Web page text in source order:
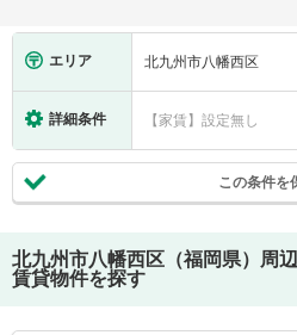
エリア 北九州市八幡西区
詳細条件 【家賃】設定無し
この条件を
北九州市八幡西区（福岡県）
周
賃貸物件を探す